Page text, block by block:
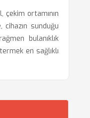
çekim ortamının
cihazın sunduğu
bulanıklık
en sağlıklı